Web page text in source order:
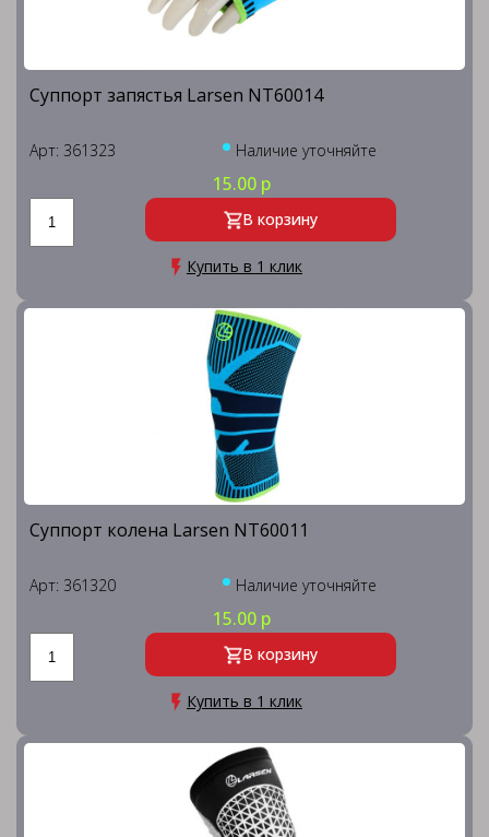
Суппорт запястья Larsen NT60014
Арт: 361323 Наличие уточняйте
15.00 р
В корзину
Купить в 1 клик
Суппорт колена Larsen NT60011
Арт: 361320 Наличие уточняйте
15.00 р
В корзину
Купить в 1 клик